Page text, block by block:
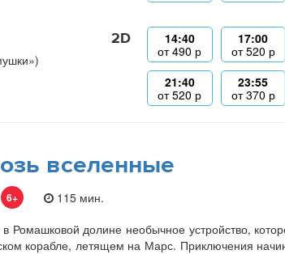
2D
14:40
от490 р
17:00
от520 р
21:40
от520 р
23:55
от370 р
вселенные
6+
115 мин.
долине необычное устройство,
корабле, летящем на Марс. Приключения